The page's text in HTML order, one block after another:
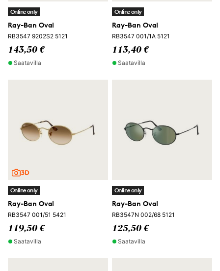
Online only
Ray-Ban Oval
RB3547 9202S2 5121
143,50 €
Saatavilla
Online only
Ray-Ban Oval
RB3547 001/1A 5121
113,40 €
Saatavilla
Online only
Ray-Ban Oval
RB3547 001/51 5421
119,50 €
Saatavilla
Online only
Ray-Ban Oval
RB3547N 002/68 5121
125,50 €
Saatavilla